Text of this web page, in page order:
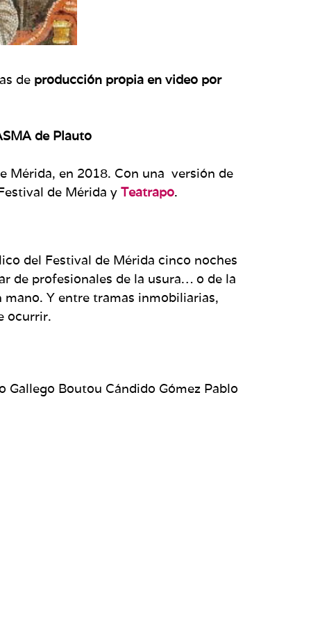
de producción propia en video por
de Plauto
Mérida, en 2018. Con una versión de
de Mérida y Teatrapo.
del Festival de Mérida cinco noches
de profesionales de la usura… o de la
Y entre tramas inmobiliarias,
ocurrir.
Gallego Boutou Cándido Gómez Pablo